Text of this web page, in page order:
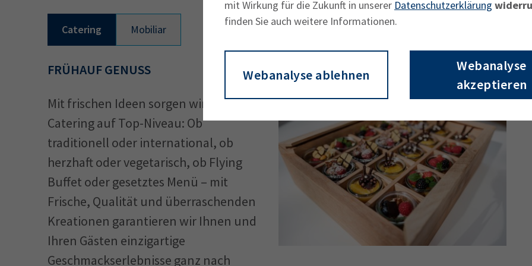
mit Wirkung für die Zukunft in unserer Datenschutzerklärung
finden Sie auch weitere Informationen.
Webanalyse ablehnen
Webanalyse
akzeptieren
Catering Mobiliar
FRÜHAUF GENUSS
Mit frischen Ideen sorgen wir für
Catering auf Top-Niveau: Ob
traditionell oder international, ob
herzhaft oder vegetarisch, ob Flying
Buffet oder gesetztes Menü – mit
Frische, Qualität und überraschenden
Kreationen garantieren wir Ihnen und
Ihren Gästen einzigartige
Geschmackserlebnisse ganz nach